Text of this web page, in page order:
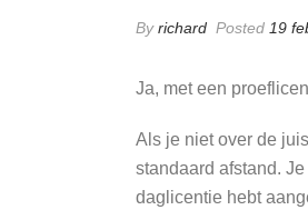
Byrichard Posted 19
Ja, met een
Als je niet over de
standaard afstand.
daglicentie hebt